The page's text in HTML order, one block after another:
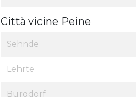
Città vicine Peine
Sehnde
Lehrte
Burgdorf